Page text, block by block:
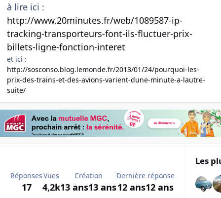
à lire ici :
http://www.20minutes.fr/web/1089587-ip-
tracking-transporteurs-font-ils-fluctuer-prix-
billets-ligne-fonction-interet
et ici :
http://sosconso.blog.lemonde.fr/2013/01/24/pourquoi-les-
prix-des-trains-et-des-avions-varient-dune-minute-a-lautre-
suite/
Réponses
17
Vues
4,2k
Création
13 ans13 ans
Dernière réponse
12 ans12 ans
Les